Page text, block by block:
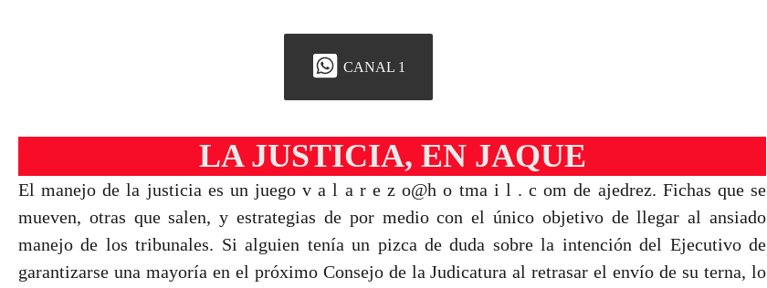
CANAL 1
LA JUSTICIA, EN JAQUE
El manejo de la justicia es un juego v a l a r e z o@h o tma i l . c om de ajedrez. Fichas que se
mueven, otras que salen, y estrategias de por medio con el único objetivo de llegar al ansiado
manejo de los tribunales. Si alguien tenía un pizca de duda sobre la intención del Ejecutivo de
garantizarse una mayoría en el próximo Consejo de la Judicatura al retrasar el envío de su terna, lo